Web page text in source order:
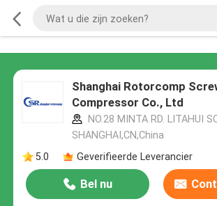
Shanghai Rotorcomp
Compressor Co., Ltd
NO.28 MINTA RD. LITAHUI
SHANGHAI,CN,China
5.0
Geverifieerde Leverancier
Bel nu